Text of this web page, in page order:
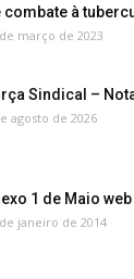
combate à
março de 2023
Sindical –
agosto de 2026
1 de Maio web
janeiro de 2014